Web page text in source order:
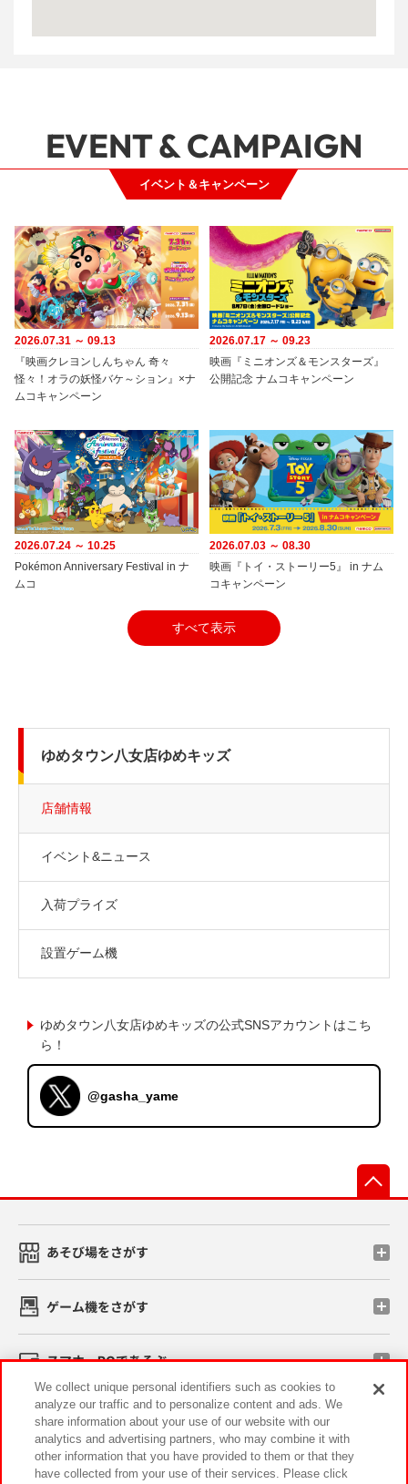
イベント＆キャンペーン
EVENT & CAMPAIGN
2026.07.31 ～ 09.13
『映画クレヨンしんちゃん 奇々
怪々！オラの妖怪バケ～ション』×ナ
ムコキャンペーン
2026.07.17 ～ 09.23
映画『ミニオンズ＆モンスターズ』
公開記念 ナムコキャンペーン
2026.07.24 ～ 10.25
Pokémon Anniversary Festival in ナ
ムコ
2026.07.03 ～ 08.30
映画『トイ・ストーリー5』 in ナム
コキャンペーン
すべて表示
ゆめタウン八女店ゆめキッズ
店舗情報
イベント&ニュース
入荷プライズ
設置ゲーム機
ゆめタウン八女店ゆめキッズの公式SNSアカウントはこち
ら！
@gasha_yame
あそび場をさがす
ゲーム機をさがす
スマホ・PCであそぶ
イベント・キャンペーン
We collect unique personal identifiers such as cookies to
analyze our traffic and to personalize content and ads. We
share information about your use of our website with our
analytics and advertising partners, who may combine it with
other information that you have provided to them or that they
have collected from your use of their services. Please click